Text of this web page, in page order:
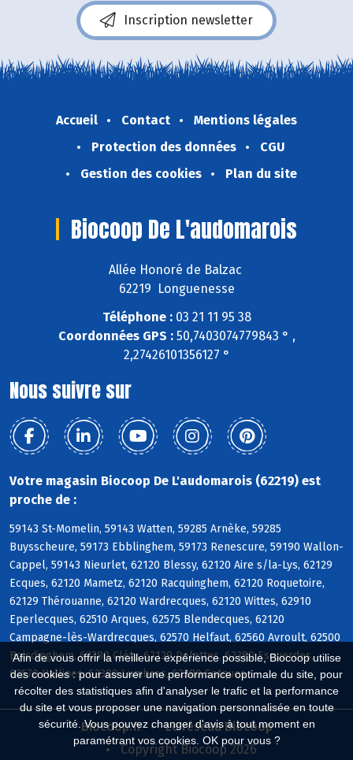
Afin de vous offrir la meilleure expérience possible, Biocoop utilise
des cookies : pour assurer une performance optimale du site, pour
récolter des statistiques afin d'analyser le trafic et la performance
du site et vous proposer une navigation personnalisée en toute
sécurité. Vous pouvez changer d'avis à tout moment en
paramétrant vos cookies. OK pour vous ?
Inscription newsletter
Accueil Contact
Mentions légales
Protection des données
CGU
Gestion des cookies
Plan du site
Biocoop De L'audomarois
Allée Honoré de Balzac
62219 Longuenesse
Téléphone :03 21 11 95 38
Coordonnées GPS :50,7403074779843 ° ,
2,27426101356127 °
Nous suivre sur
Votre magasin Biocoop De L'audomarois (62219) est
proche de :
59143 St-Momelin, 59143 Watten, 59285 Arnèke, 59285
Buysscheure, 59173 Ebblinghem, 59173 Renescure, 59190 Wallon-
Cappel, 59143 Nieurlet, 62120 Blessy, 62120 Aire s/la-Lys, 62129
Ecques, 62120 Mametz, 62120 Racquinghem, 62120 Roquetoire,
62129 Thérouanne, 62120 Wardrecques, 62120 Wittes, 62910
Eperlecques, 62510 Arques, 62575 Blendecques, 62120
Campagne-lès-Wardrecques, 62570 Helfaut, 62560 Avroult, 62500
Boisdinghem, 62380 Cléty, 62129 Delettes, 62380 Esquerdes,
62570 Hallines, 62380 Lumbres, 62380 Setques
Biocoop.fr
Le réseau Biocoop
Copyright Biocoop 2026